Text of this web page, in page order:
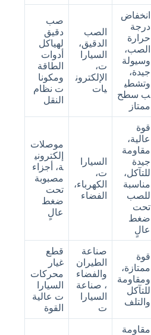
انخفاض
درجة
حرارة
الصب،
وسيولة
جيدة،
وتشطي
ب سطح
ممتاز
الصب
الدقيق،
السيارا
ت،
الإلكترون
يات
صب
دقيق
لهياكل
أدوات
الطاقة
ومكونا
ت نظام
النقل
قوة
عالية،
مقاومة
جيدة
للتآكل،
مناسبة
للصب
تحت
ضغط
عالٍ
السيارا
ت،
الكهرباء،
الفضاء
موصلات
إلكتروني
ة، أجزاء
مصبوبة
تحت
ضغط
عالٍ
قوة
ممتازة،
ومقاومة
للتآكل
والتلف
صناعة
الطيران
والفضاء
، صناعة
السيارا
ت
قطع
غيار
محركات
السيارا
ت عالية
القوة
مقاومة